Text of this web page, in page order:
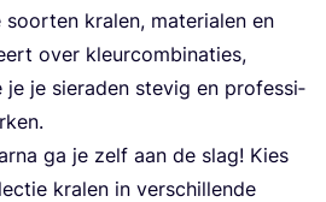
kra­len, mate­ri­a­len en
over kleur­com­bi­na­ties,
je je sie­ra­den ste­vig en pro­fes­si­
ga je zelf aan de slag! Kies
kra­len in ver­schil­len­de